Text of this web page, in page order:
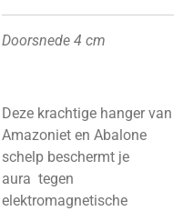
Doorsnede 4 cm
Deze krachtige hanger van
Amazoniet en Abalone
schelp beschermt je
aura tegen
elektromagnetische